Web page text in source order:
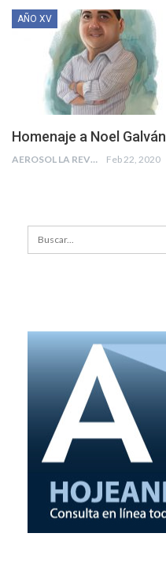
AÑO XV
Homenaje a Noel Galván
AEROSOL LA REVISTA Feb 22, 2020